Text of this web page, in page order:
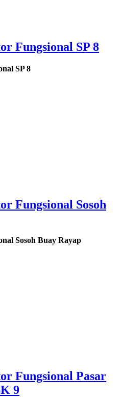
Fungsional SP 8
SP 8
Fungsional Sosoh
Sosoh Buay Rayap
Fungsional Pasar
9